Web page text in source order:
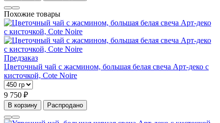
Похожие товары
Предзаказ
Цветочный чай с жасмином, большая белая свеча Арт-деко с
кисточкой, Cote Noire
9 750 ₽
В корзину Распродано